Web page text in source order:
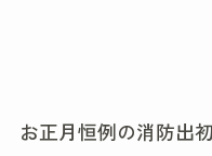
お正月恒例の消防出